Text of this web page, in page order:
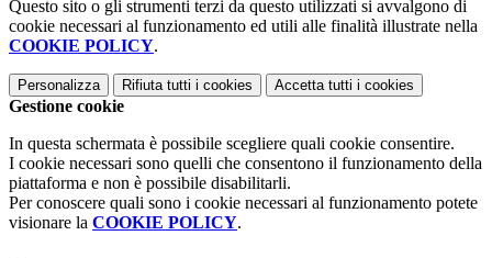
Questo sito o gli strumenti terzi da questo utilizzati si avvalgono di
cookie necessari al funzionamento ed utili alle finalità illustrate nella
COOKIE POLICY.
Personalizza Rifiuta tutti i cookies Accetta tutti i cookies
Gestione cookie
In questa schermata è possibile scegliere quali cookie consentire.
I cookie necessari sono quelli che consentono il funzionamento della
piattaforma e non è possibile disabilitarli.
Per conoscere quali sono i cookie necessari al funzionamento potete
visionare la COOKIE POLICY.